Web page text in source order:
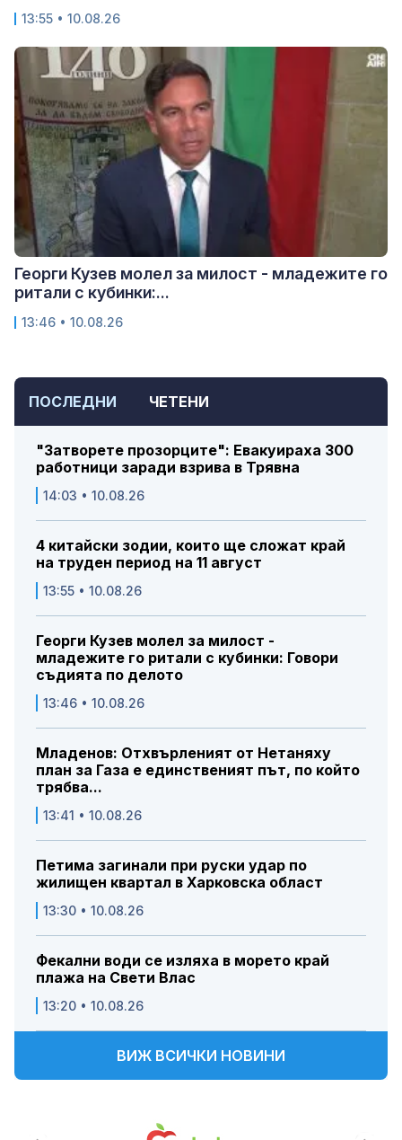
ПОСЛЕДНИ ЧЕТЕНИ
"Затворете прозорците": Евакуираха 300
работници заради взрива в Трявна
14:03 • 10.08.26
4 китайски зодии, които ще сложат край
на труден период на 11 август
13:55 • 10.08.26
Георги Кузев молел за милост -
младежите го ритали с кубинки: Говори
съдията по делото
13:46 • 10.08.26
Младенов: Отхвърленият от Нетаняху
план за Газа е единственият път, по който
трябва...
13:41 • 10.08.26
Петима загинали при руски удар по
жилищен квартал в Харковска област
13:30 • 10.08.26
Фекални води се изляха в морето край
плажа на Свети Влас
13:20 • 10.08.26
ВИЖ ВСИЧКИ НОВИНИ
13:55 • 10.08.26
Георги Кузев молел за милост - младежите го
ритали с кубинки:...
13:46 • 10.08.26